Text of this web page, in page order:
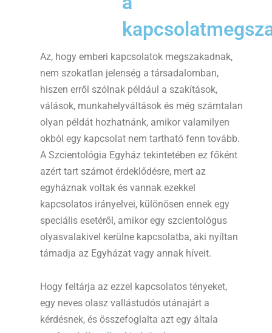
Az, hogy emberi kapcsolatok megszakadnak,
nem szokatlan jelenség a társadalomban,
hiszen erről szólnak például a szakítások,
válások, munkahelyváltások és még számtalan
olyan példát hozhatnánk, amikor valamilyen
okból egy kapcsolat nem tartható fenn tovább.
A Szcientológia Egyház tekintetében ez főként
azért tart számot érdeklődésre, mert az
egyháznak voltak és vannak ezekkel
kapcsolatos irányelvei, különösen ennek egy
speciális esetéről, amikor egy szcientológus
olyasvalakivel kerülne kapcsolatba, aki nyíltan
támadja az Egyházat vagy annak híveit.
Hogy feltárja az ezzel kapcsolatos tényeket,
egy neves olasz vallástudós utánajárt a
kérdésnek, és összefoglalta azt egy általa